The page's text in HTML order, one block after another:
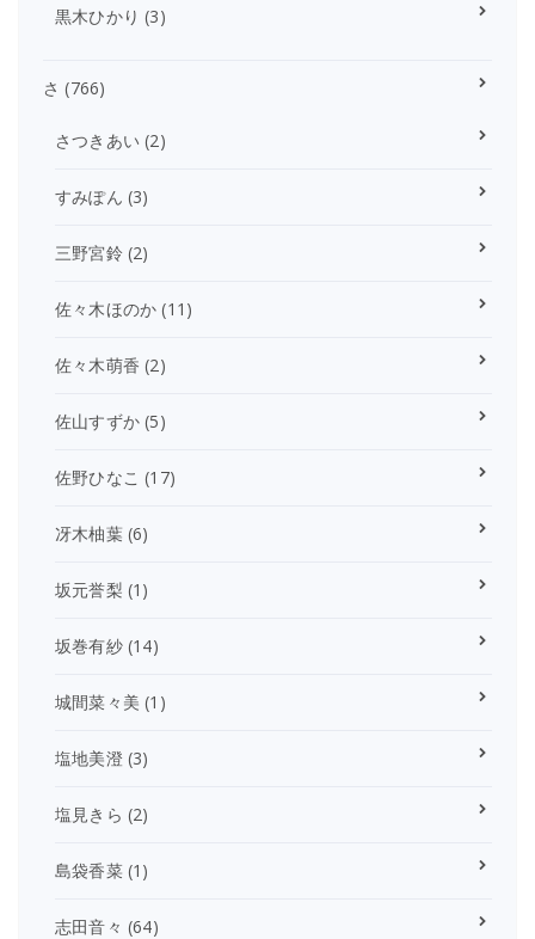
黒木ひかり (3)
さ (766)
さつきあい (2)
すみぽん (3)
三野宮鈴(2)
佐々木ほのか (11)
佐々木萌香 (2)
佐山すずか (5)
佐野ひなこ (17)
冴木柚葉(6)
坂元誉梨 (1)
坂巻有紗(14)
城間菜々美 (1)
塩地美澄(3)
塩見きら (2)
島袋香菜(1)
志田音々 (64)